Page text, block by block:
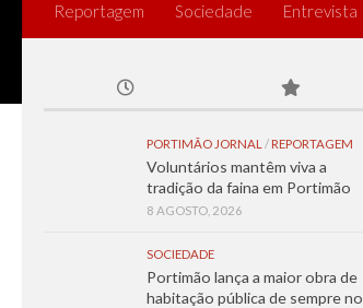
Reportagem Sociedade Entrevista
PORTIMÃO JORNAL / REPORTAGEM
Voluntários mantêm viva a
tradição da faina em Portimão
8 AGOSTO, 2026
SOCIEDADE
Portimão lança a maior obra de
habitação pública de sempre no